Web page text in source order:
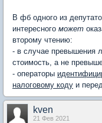
В фб одного из
интересного может
второму чтению:
- в случае превышения
стоимость, а не
- операторы
налоговому коду и
kven
21 Фев 2021